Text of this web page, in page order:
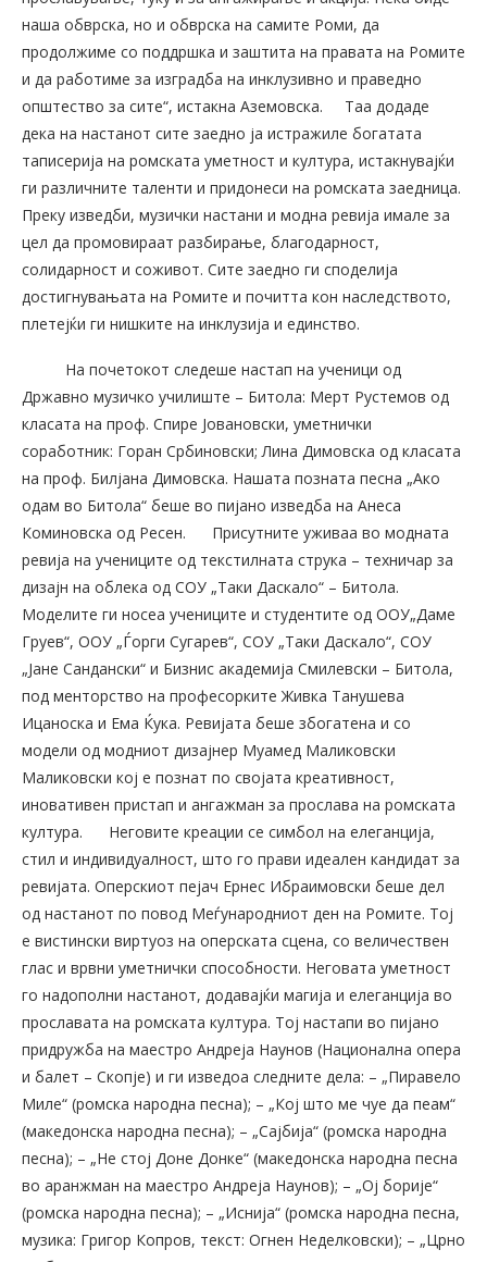
наша обврска, но и обврска на самите Роми, да
продолжиме со поддршка и заштита на правата на Ромите
и да работиме за изградба на инклузивно и праведно
општество за сите“, истакна Аземовска.
Таа додаде
дека на настанот сите заедно ја истражиле богатата
таписерија на ромската уметност и култура, истакнувајќи
ги различните таленти и придонеси на ромската заедница.
Преку изведби, музички настани и модна ревија имале за
цел да промовираат разбирање, благодарност,
солидарност и соживот. Сите заедно ги споделија
достигнувањата на Ромите и почитта кон наследството,
плетејќи ги нишките на инклузија и единство.
На почетокот следеше настап на ученици од
Државно музичко училиште – Битола: Мерт Рустемов од
класата на проф. Спире Јовановски, уметнички
соработник: Горан Србиновски; Лина Димовска од класата
на проф. Билјана Димовска. Нашата позната песна „Ако
одам во Битола“ беше во пијано изведба на Анеса
Коминовска од Ресен.
Присутните уживаа во модната
ревија на учениците од текстилната струка – техничар за
дизајн на облека од СОУ „Таки Даскало“ – Битола.
Моделите ги носеа учениците и студентите од ООУ„Даме
Груев“, ООУ „Ѓорги Сугарев“, СОУ „Таки Даскало“, СОУ
„Јане Сандански“ и Бизнис академија Смилевски – Битола,
под менторство на професорките Живка Танушева
Ицаноска и Ема Ќука. Ревијата беше збогатена и со
модели од модниот дизајнер Муамед Маликовски
Маликовски кој е познат по својата креативност,
иновативен пристап и ангажман за прослава на ромската
култура.
Неговите креации се симбол на елеганција,
стил и индивидуалност, што го прави идеален кандидат за
ревијата. Оперскиот пејач Ернес Ибраимовски беше дел
од настанот по повод Меѓународниот ден на Ромите. Тој
е вистински виртуоз на оперската сцена, со величествен
глас и врвни уметнички способности. Неговата уметност
го надополни настанот, додавајќи магија и елеганција во
прославата на ромската култура. Тој настапи во пијано
придружба на маестро Андреја Наунов (Национална опера
и балет – Скопје) и ги изведоа следните дела: – „Пиравело
Миле“ (ромска народна песна); – „Кој што ме чуе да пеам“
(македонска народна песна); – „Сајбија“ (ромска народна
песна); – „Не стој Доне Донке“ (македонска народна песна
во аранжман на маестро Андреја Наунов); – „Ој борије“
(ромска народна песна); – „Иснија“ (ромска народна песна,
музика: Григор Копров, текст: Огнен Неделковски); – „Црно